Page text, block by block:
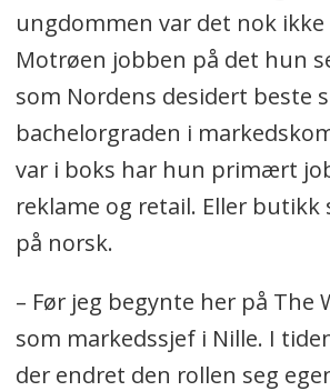
ungdommen var det nok
Motrøen jobben på det hun
som Nordens desidert beste
bachelorgraden i
var i boks har hun primært
reklame og retail. Eller
på norsk.
– Før jeg begynte her på The
som markedssjef i Nille. I
der endret den rollen seg